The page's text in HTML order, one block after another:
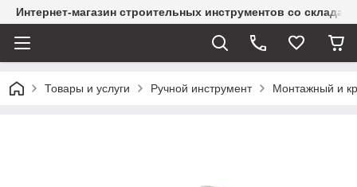
Интернет-магазин строительных инструментов со склада
Товары и услуги Ручной инструмент Монтажный и